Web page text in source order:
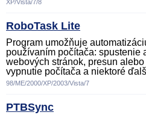
XP/Vista/7/8
RoboTask Lite
Program umožňuje
používaním počítača: spustenie
webových stránok, presun
vypnutie počítača a niektoré
98/ME/2000/XP/2003/Vista/7
PTBSync